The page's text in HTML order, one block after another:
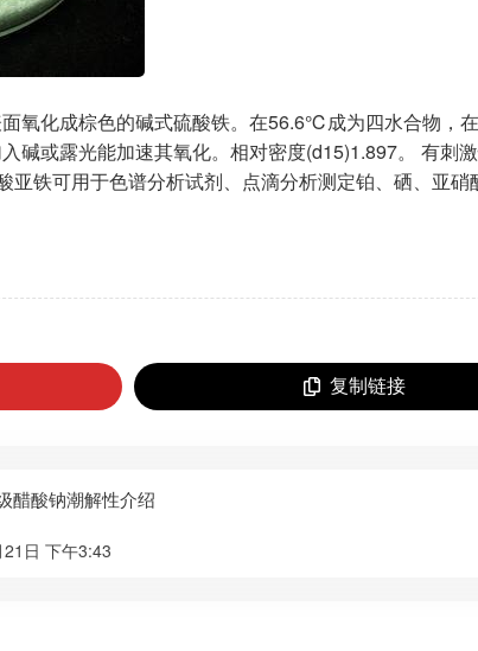
氧化成棕色的碱式硫酸铁。在56.6℃成为四水合物，
碱或露光能加速其氧化。相对密度(d15)1.897。 有刺
铁可用于色谱分析试剂、点滴分析测定铂、硒、亚硝
复制链接
醋酸钠潮解性介绍
日 下午3:43